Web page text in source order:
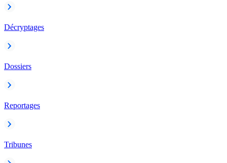
Décryptages
Dossiers
Reportages
Tribunes